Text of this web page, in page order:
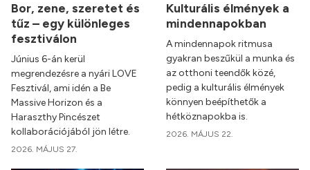
Bor, zene, szeretet és
tűz – egy különleges
fesztiválon
Június 6-án kerül
megrendezésre a nyári LOVE
Fesztivál, ami idén a Be
Massive Horizon és a
Haraszthy Pincészet
kollaborációjából jön létre.
2026. MÁJUS 27.
Kulturális élmények a
mindennapokban
A mindennapok ritmusa
gyakran beszűkül a munka és
az otthoni teendők közé,
pedig a kulturális élmények
könnyen beépíthetők a
hétköznapokba is.
2026. MÁJUS 22.